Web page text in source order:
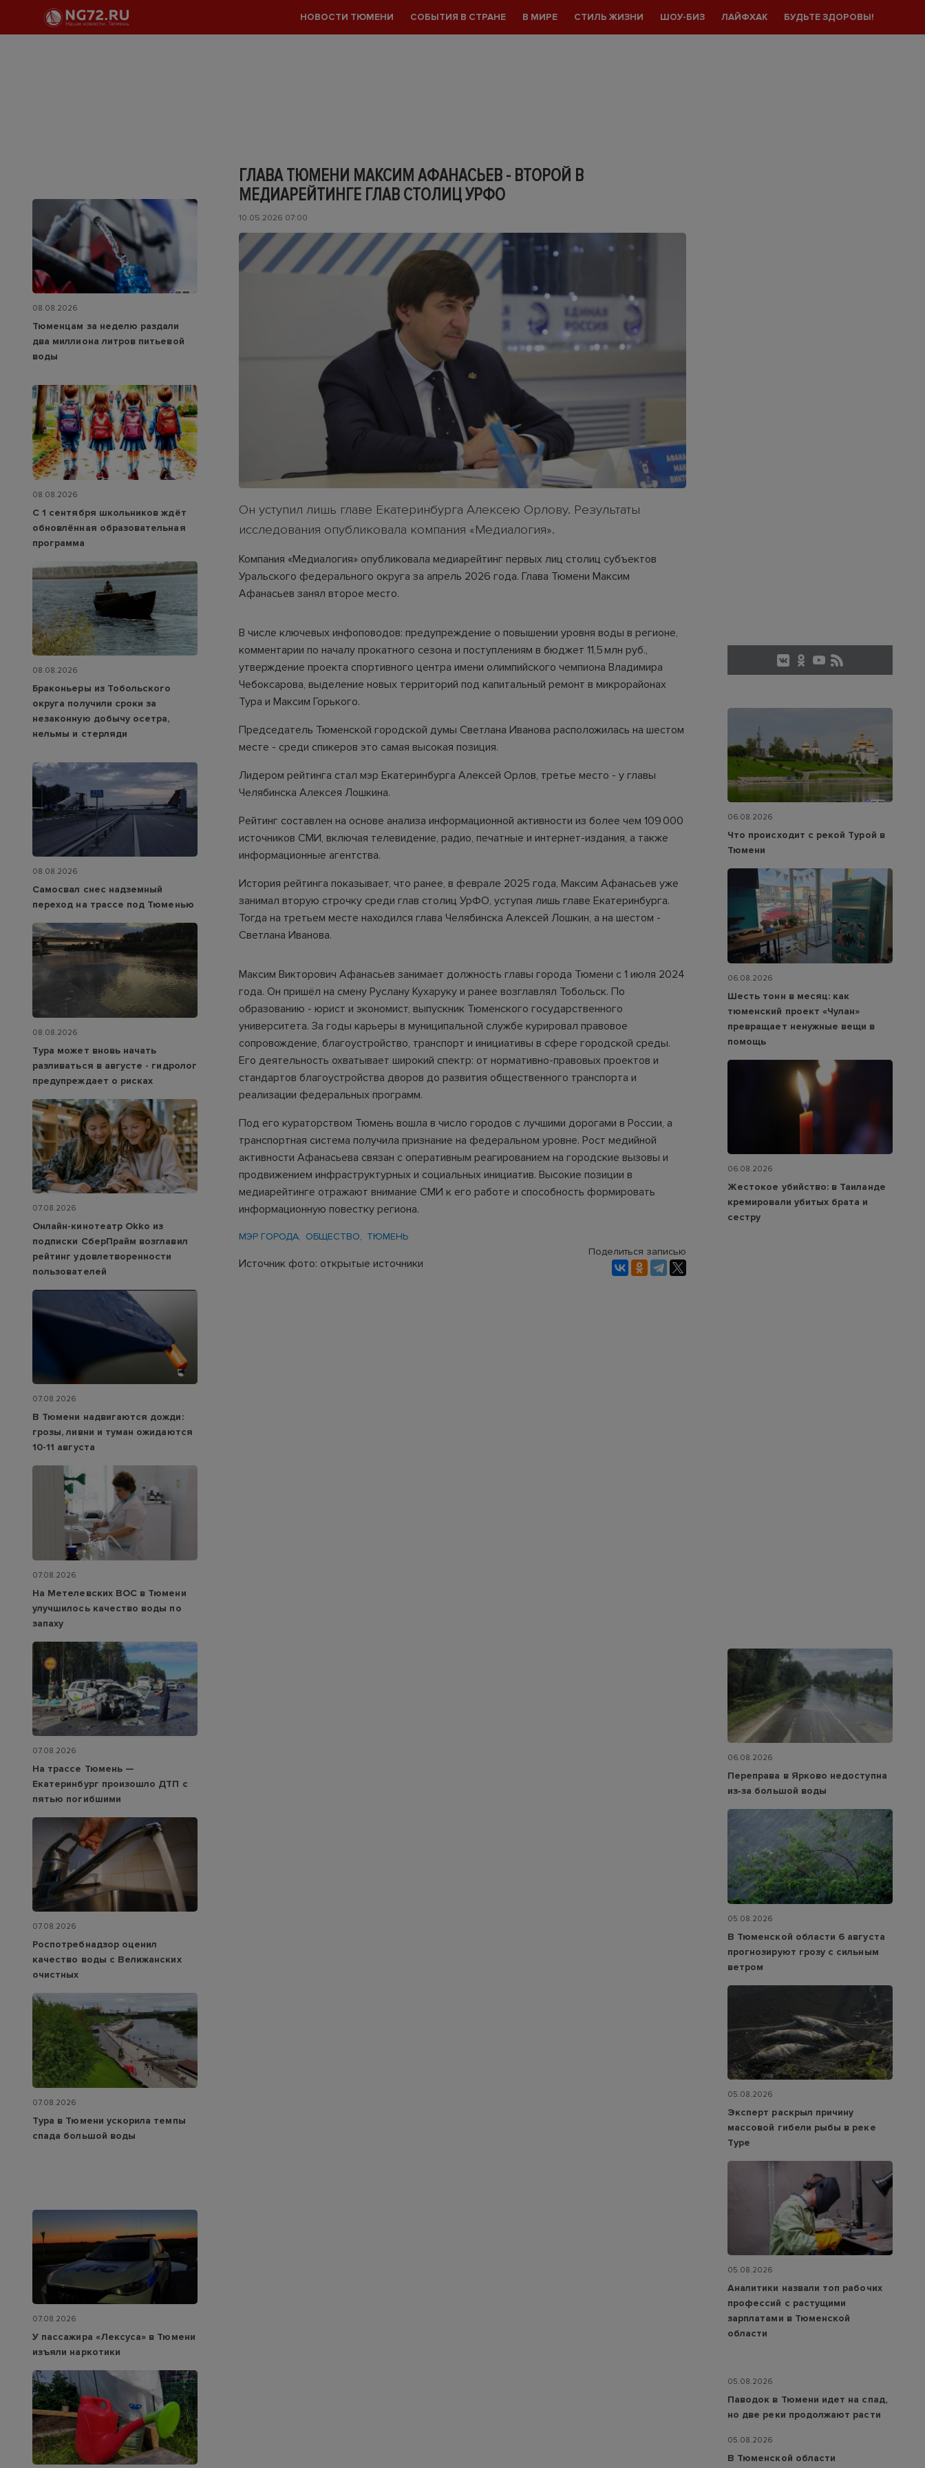
НОВОСТИ ТЮМЕНИ СОБЫТИЯ В СТРАНЕ В МИРЕ СТИЛЬ ЖИЗНИ ШОУ-БИЗ ЛАЙФХАК БУДЬТЕ ЗДОРОВЫ!
ГЛАВА ТЮМЕНИ МАКСИМ АФАНАСЬЕВ - ВТОРОЙ В
МЕДИАРЕЙТИНГЕ ГЛАВ СТОЛИЦ УРФО
10.05.2026 07:00
Он уступил лишь главе Екатеринбурга Алексею Орлову. Результаты
исследования опубликовала компания «Медиалогия».
Компания «Медиалогия» опубликовала медиарейтинг первых лиц столиц субъектов
Уральского федерального округа за апрель 2026 года. Глава Тюмени Максим
Афанасьев занял второе место.
В числе ключевых инфоповодов: предупреждение о повышении уровня воды в регионе,
комментарии по началу прокатного сезона и поступлениям в бюджет 11,5 млн руб.,
утверждение проекта спортивного центра имени олимпийского чемпиона Владимира
Чебоксарова, выделение новых территорий под капитальный ремонт в микрорайонах
Тура и Максим Горького.
Председатель Тюменской городской думы Светлана Иванова расположилась на шестом
месте - среди спикеров это самая высокая позиция.
Лидером рейтинга стал мэр Екатеринбурга Алексей Орлов, третье место - у главы
Челябинска Алексея Лошкина.
Рейтинг составлен на основе анализа информационной активности из более чем 109 000
источников СМИ, включая телевидение, радио, печатные и интернет-издания, а также
информационные агентства.
История рейтинга показывает, что ранее, в феврале 2025 года, Максим Афанасьев уже
занимал вторую строчку среди глав столиц УрФО, уступая лишь главе Екатеринбурга.
Тогда на третьем месте находился глава Челябинска Алексей Лошкин, а на шестом -
Светлана Иванова.
Максим Викторович Афанасьев занимает должность главы города Тюмени с 1 июля 2024
года. Он пришёл на смену Руслану Кухаруку и ранее возглавлял Тобольск. По
образованию - юрист и экономист, выпускник Тюменского государственного
университета. За годы карьеры в муниципальной службе курировал правовое
сопровождение, благоустройство, транспорт и инициативы в сфере городской среды.
Его деятельность охватывает широкий спектр: от нормативно-правовых проектов и
стандартов благоустройства дворов до развития общественного транспорта и
реализации федеральных программ.
Под его кураторством Тюмень вошла в число городов с лучшими дорогами в России, а
транспортная система получила признание на федеральном уровне. Рост медийной
активности Афанасьева связан с оперативным реагированием на городские вызовы и
продвижением инфраструктурных и социальных инициатив. Высокие позиции в
медиарейтинге отражают внимание СМИ к его работе и способность формировать
информационную повестку региона.
МЭР ГОРОДА ОБЩЕСТВО ТЮМЕНЬ
Источник фото: открытые источники
Поделиться записью
08.08.2026
Тюменцам за неделю раздали
два миллиона литров питьевой
воды
08.08.2026
С 1 сентября школьников ждёт
обновлённая образовательная
программа
08.08.2026
Браконьеры из Тобольского
округа получили сроки за
незаконную добычу осетра,
нельмы и стерляди
08.08.2026
Самосвал снес надземный
переход на трассе под Тюменью
08.08.2026
Тура может вновь начать
разливаться в августе - гидролог
предупреждает о рисках
07.08.2026
Онлайн-кинотеатр Okko из
подписки СберПрайм возглавил
рейтинг удовлетворенности
пользователей
07.08.2026
В Тюмени надвигаются дожди:
грозы, ливни и туман ожидаются
10-11 августа
07.08.2026
На Метелевских ВОС в Тюмени
улучшилось качество воды по
запаху
07.08.2026
На трассе Тюмень —
Екатеринбург произошло ДТП с
пятью погибшими
07.08.2026
Роспотребнадзор оценил
качество воды с Велижанских
очистных
07.08.2026
Тура в Тюмени ускорила темпы
спада большой воды
07.08.2026
У пассажира «Лексуса» в Тюмени
изъяли наркотики
06.08.2026
Что происходит с рекой Турой в
Тюмени
06.08.2026
Шесть тонн в месяц: как
тюменский проект «Чулан»
превращает ненужные вещи в
помощь
06.08.2026
Жестокое убийство: в Таиланде
кремировали убитых брата и
сестру
06.08.2026
Переправа в Ярково недоступна
из‑за большой воды
05.08.2026
В Тюменской области 6 августа
прогнозируют грозу с сильным
ветром
05.08.2026
Эксперт раскрыл причину
массовой гибели рыбы в реке
Туре
05.08.2026
Аналитики назвали топ рабочих
профессий с растущими
зарплатами в Тюменской
области
05.08.2026
Паводок в Тюмени идет на спад,
но две реки продолжают расти
05.08.2026
В Тюменской области